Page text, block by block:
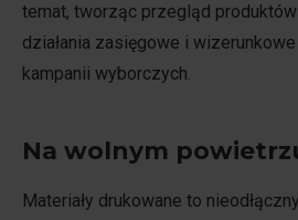
temat, tworząc przegląd
działania zasięgowe i
kampanii wyborczych.
Na wolnym
Materiały drukowane to